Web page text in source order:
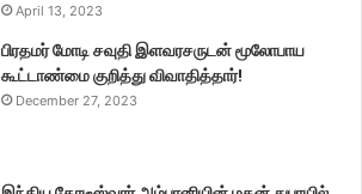
April 13, 2023
பிரதமர் மோடி சவுதி இளவரசருடன் மூலோபாய
கூட்டாண்மை குறித்து விவாதித்தார்!
December 27, 2023